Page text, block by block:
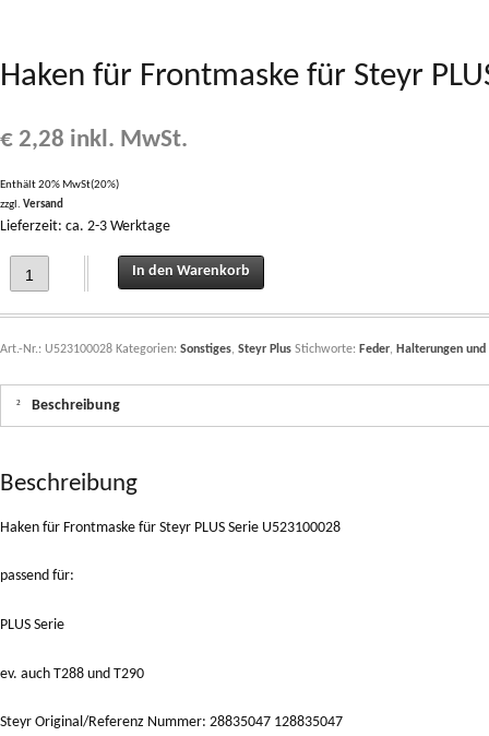
Haken für Frontmaske für Steyr
€ 2,28 inkl. MwSt.
Enthält 20% MwSt(20%)
zzgl. Versand
Lieferzeit: ca. 2-3 Werktage
Haken für Frontmaske für Steyr PLUS Serie U523100028 quantity
In den Warenkorb
Art.-Nr.: U523100028 Kategorien: Sonstiges, Steyr Plus Stichworte: Feder, Halterungen
Beschreibung
Beschreibung
Haken für Frontmaske für Steyr PLUS Serie U523100028
passend für:
PLUS Serie
ev. auch T288 und T290
Steyr Original/Referenz Nummer: 28835047 128835047